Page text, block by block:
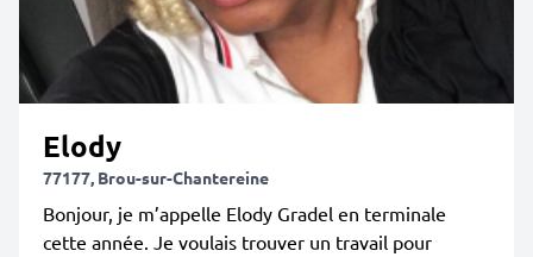
Elody
77177, Brou-sur-Chantereine
Bonjour, je m’appelle Elody Gradel en terminale
cette année. Je voulais trouver un travail pour